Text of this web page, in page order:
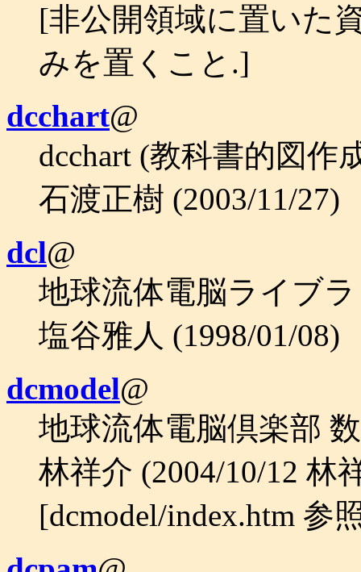
[非公開領域に置いた
みを置くこと.]
dcchart@
dcchart (教科書的図作
石渡正樹 (2003/11/27)
dcl@
地球流体電脳ライブ
塩谷雅人 (1998/01/08)
dcmodel@
地球流体電脳倶楽部
林祥介 (2004/10/12 林
[dcmodel/index.htm 参